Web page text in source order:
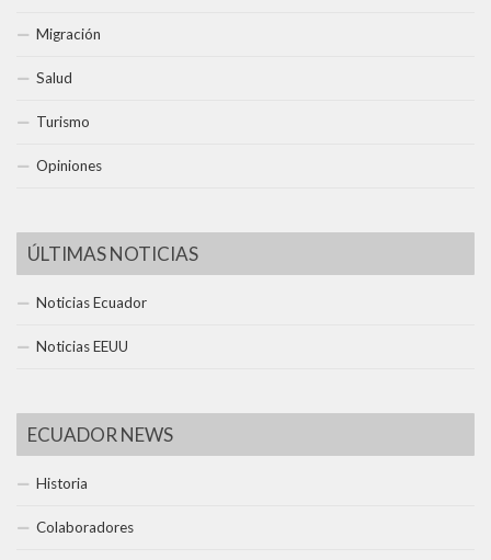
Migración
Salud
Turismo
Opiniones
ÚLTIMAS NOTICIAS
Noticias Ecuador
Noticias EEUU
ECUADOR NEWS
Historia
Colaboradores